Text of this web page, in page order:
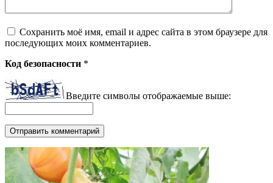
Сохранить моё имя, email и адрес сайта в этом браузере для
последующих моих комментариев.
Код безопасности *
Введите символы отображаемые выше: